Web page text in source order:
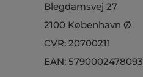
Blegdamsvej 27
2100 København Ø
CVR: 20700211
EAN: 5790002478093